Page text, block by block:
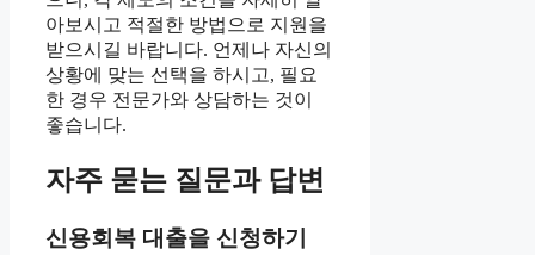
아보시고 적절한 방법으로 지원을
받으시길 바랍니다. 언제나 자신의
상황에 맞는 선택을 하시고, 필요
한 경우 전문가와 상담하는 것이
좋습니다.
자주 묻는 질문과 답변
신용회복 대출을 신청하기